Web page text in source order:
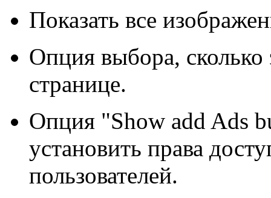
Показать все
Опция выбора, сколько
странице.
Опция "Show add Ads
установить права
пользователей.